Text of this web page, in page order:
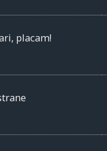
placam!